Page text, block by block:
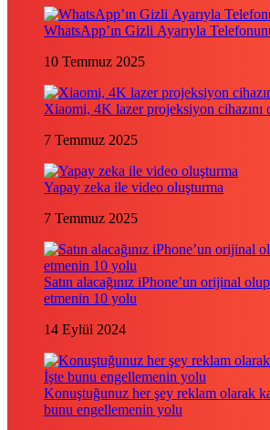
WhatsApp’ın Gizli Ayarıyla
10 Temmuz 2025
Xiaomi, 4K lazer projeksiyon cihazını
7 Temmuz 2025
Yapay zeka ile video oluşturma
7 Temmuz 2025
Satın alacağınız iPhone’un orijinal
etmenin 10 yolu
14 Eylül 2024
Konuştuğunuz her şey reklam olarak
bunu engellemenin yolu